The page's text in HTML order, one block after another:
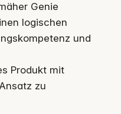
Genie
logischen
und
Produkt mit
zu